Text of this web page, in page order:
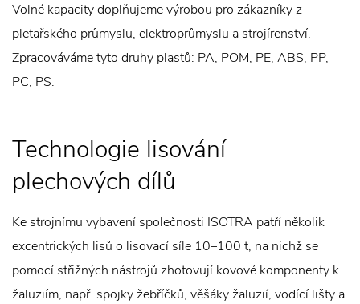
Volné kapacity doplňujeme výrobou pro zákazníky z
pletařského průmyslu, elektroprůmyslu a strojírenství.
Zpracováváme tyto druhy plastů: PA, POM, PE, ABS, PP,
PC, PS.
Technologie lisování
plechových dílů
Ke strojnímu vybavení společnosti ISOTRA patří několik
excentrických lisů o lisovací síle 10–100 t, na nichž se
pomocí střižných nástrojů zhotovují kovové komponenty k
žaluziím, např. spojky žebříčků, věšáky žaluzií, vodící lišty a